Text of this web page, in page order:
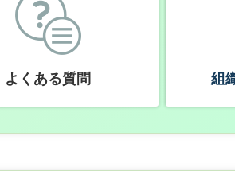
よくある質問 組